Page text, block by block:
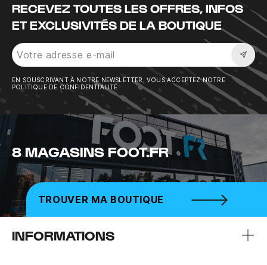
RECEVEZ TOUTES LES OFFRES, INFOS
ET EXCLUSIVITÉS DE LA BOUTIQUE
EN SOUSCRIVANT À NOTRE NEWSLETTER, VOUS ACCEPTEZ NOTRE
POLITIQUE DE CONFIDENTIALITÉ.
8 MAGASINS FOOT.FR
TROUVER MA BOUTIQUE
INFORMATIONS